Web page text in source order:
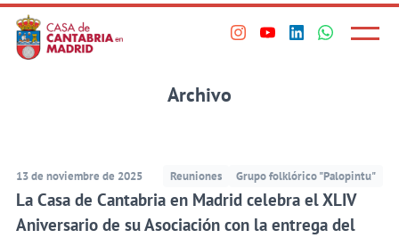
Saltar
al
contenido
VisitaVisitaVisitaVisita
Principal
Menú
Archivo
13 de noviembre de 2025 Reuniones Grupo folklórico "Palopintu"
La Casa de Cantabria en Madrid celebra el XLIV
Aniversario de su Asociación con la entrega del